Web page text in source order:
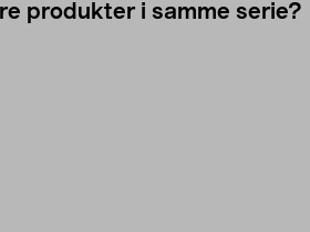
produkter i samme serie?